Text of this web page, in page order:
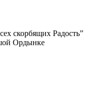
скорбящих Радость”
Ордынке